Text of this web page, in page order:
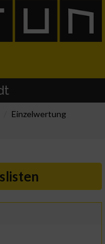
Einzelwertung